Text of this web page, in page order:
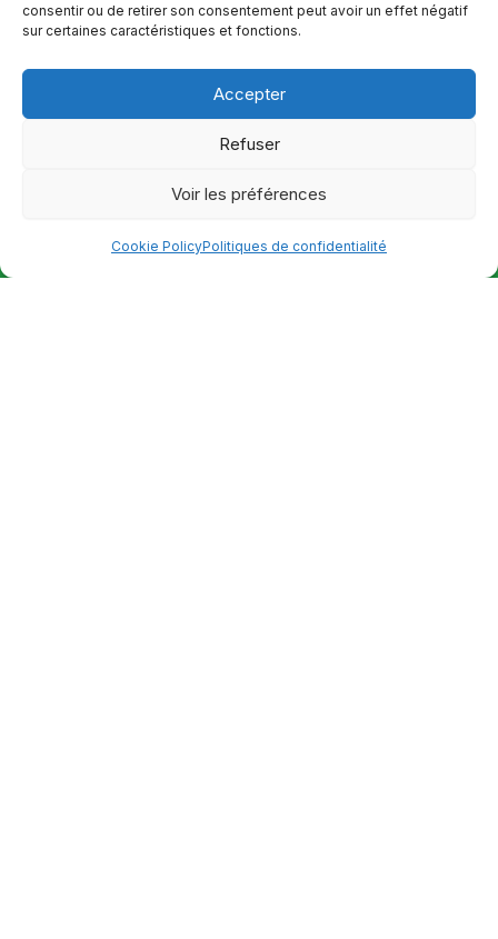
consentir ou de retirer son consentement peut avoir un effet négatif
sur certaines caractéristiques et fonctions.
Accepter
Refuser
Voir les préférences
Cookie PolicyPolitiques de confidentialité